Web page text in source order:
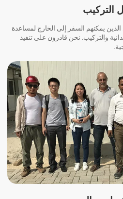
التركيب
يمكنهم السفر إلى الخارج لمساعدة
والتركيب. نحن قادرون على تنفيذ